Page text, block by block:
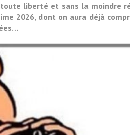
liberté et sans la moindre
2026, dont on aura déjà